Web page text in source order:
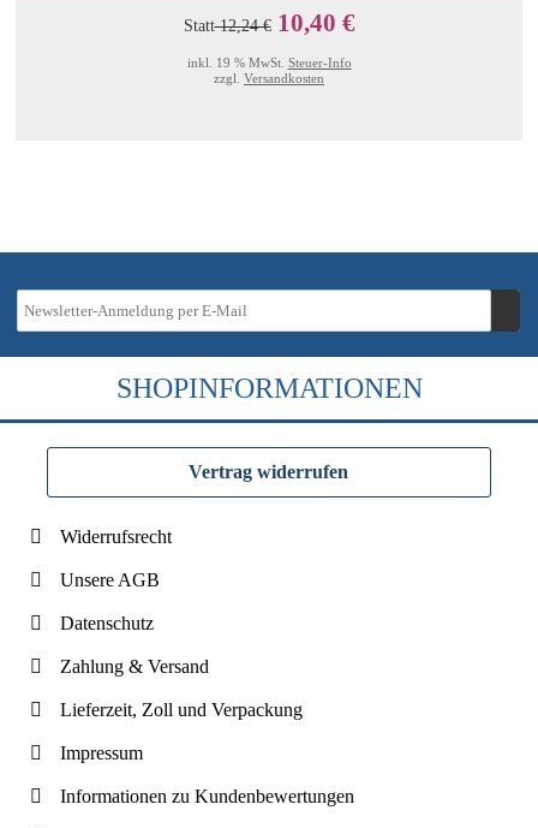
Statt12,24 € 10,40 €
inkl. 19 % MwSt. Steuer-Info
zzgl. Versandkosten
SHOPINFORMATIONEN
Vertrag widerrufen
Widerrufsrecht
Unsere AGB
Datenschutz
Zahlung & Versand
Lieferzeit, Zoll und Verpackung
Impressum
Informationen zu Kundenbewertungen